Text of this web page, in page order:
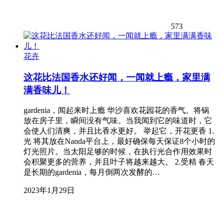
573
花卉
这花比法国香水还好闻，一闻就上瘾，家里满
满香味儿！
gardenia，闻起来时上瘾 华沙喜欢花园花的香气。将锅
放在房子里，瞬间没有气味。当我闻到它的味道时，它
会使人们清爽，并且比香水更好。 举起它，开花更香 1.
光 将其放在Nanda平台上，最好确保每天保证8个小时的
灯光照片。当太阳足够的时候，在执行光合作用效果时
会积聚更多的营养，并且叶子将越来越大。 2.受精 春天
是长期的gardenia，每月倒两次发酵的…
2023年1月29日